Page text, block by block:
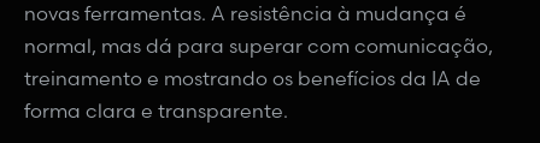
novas ferramentas. A resistência à mudança é
normal, mas dá para superar com comunicação,
treinamento e mostrando os benefícios da IA de
forma clara e transparente.